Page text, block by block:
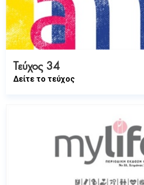
Τεύχος 34
Δείτε το τεύχος